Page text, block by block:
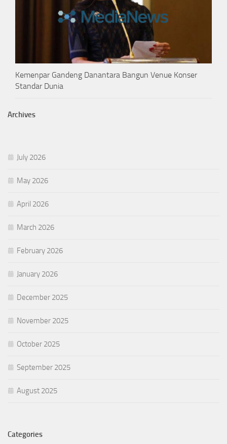
Kemenpar Gandeng Danantara Bangun Venue Konser
Standar Dunia
Archives
July 2026
May 2026
April 2026
March 2026
February 2026
January 2026
December 2025
November 2025
October 2025
September 2025
August 2025
Categories